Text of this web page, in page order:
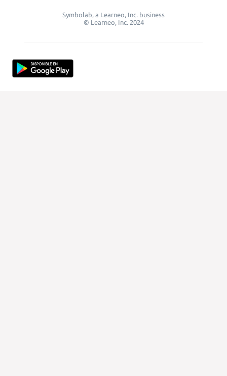
Symbolab, a Learneo, Inc. business
© Learneo, Inc. 2024